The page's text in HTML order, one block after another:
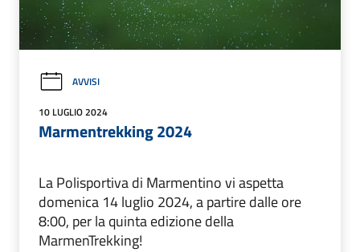
AVVISI
10 LUGLIO 2024
Marmentrekking 2024
La Polisportiva di Marmentino vi aspetta
domenica 14 luglio 2024, a partire dalle ore
8:00, per la quinta edizione della
MarmenTrekking!